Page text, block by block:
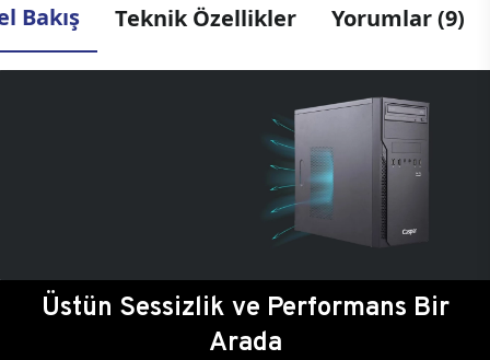
Bakış Teknik Özellikler Yorumlar (9)
Üstün Sessizlik ve Performans Bir
Arada